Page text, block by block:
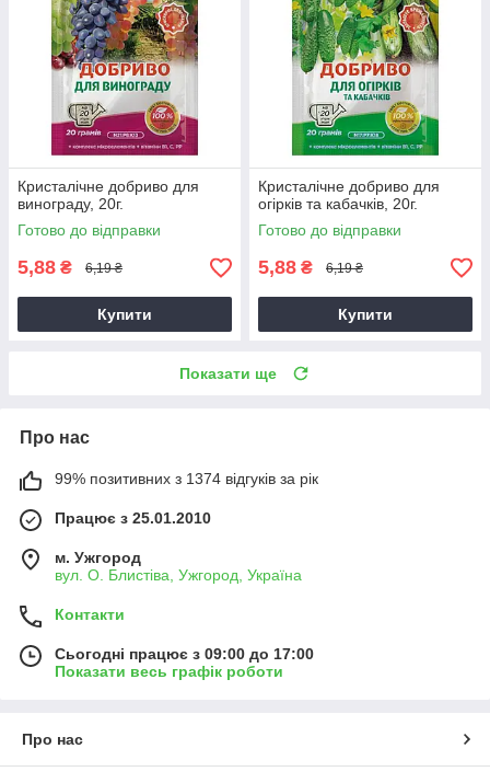
Кристалічне добриво для
винограду, 20г.
Готово до відправки
5,88 ₴ 6,19 ₴
Купити
Кристалічне добриво для
огірків та кабачків, 20г.
Готово до відправки
5,88 ₴ 6,19 ₴
Купити
Показати ще
Про нас
99% позитивних з 1374 відгуків за рік
Працює з 25.01.2010
м. Ужгород
вул. О. Блистіва, Ужгород, Україна
Контакти
Сьогодні працює з 09:00 до 17:00
Показати весь графік роботи
Про нас